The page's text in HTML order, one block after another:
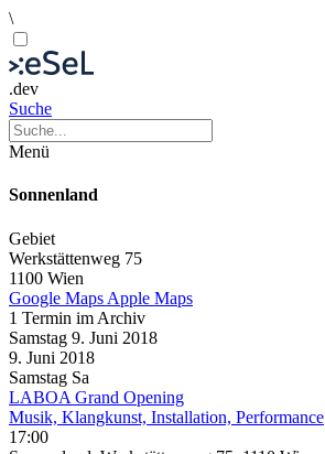
\
.dev
Suche
Menü
Sonnenland
Gebiet
Werkstättenweg 75
1100 Wien
Google Maps Apple Maps
1 Termin im Archiv
Samstag 9. Juni 2018
9. Juni 2018
Samstag Sa
LABOA Grand Opening
Musik, Klangkunst, Installation, Performance
17:00